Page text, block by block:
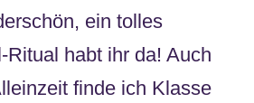
ein tolles
Ritual habt ihr da! Auch
finde ich Klasse